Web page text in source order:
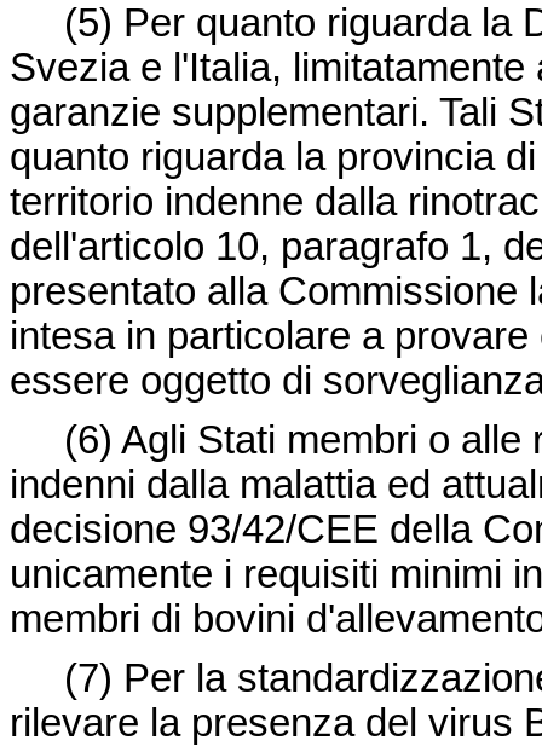
(5) Per quanto riguarda la
Svezia e l'Italia,
garanzie supplementari. Tali
quanto riguarda la provincia
territorio indenne dalla
dell'articolo 10, paragrafo 1,
presentato alla Commissione
intesa in particolare a
essere oggetto di
(6) Agli Stati membri o alle
indenni dalla malattia ed
decisione 93/42/CEE della
unicamente i requisiti minimi
membri di bovini
(7) Per la
rilevare la presenza del virus